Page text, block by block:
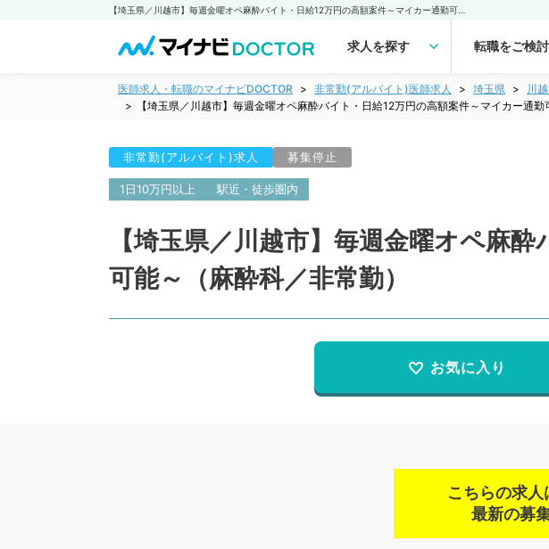
求人を探す 転職をご検
医師求人・転職のマイナビDOCTOR 非常勤(アルバイト)医師求人 埼玉県
川
【埼玉県／川越市】毎週金曜オペ麻酔バイト・日給12万円の高額案件～マイカー通勤
非常勤(アルバイト)求人 募集停止
1日10万円以上 駅近・徒歩圏内
【埼玉県／川越市】毎週金曜オペ麻
可能～（麻酔科／非常勤）
お気に入り
こちらの求人
最新の募